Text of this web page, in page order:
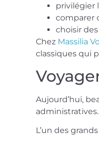
privilégier
comparer
choisir
Chez Massilia
classiques qui
Aujourd’hui,
administratives.
L’un des